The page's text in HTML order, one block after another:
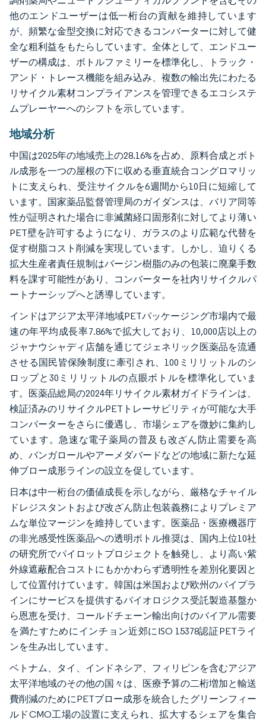
他のエンドユーザーは低一桁台の貢献を維持しています
が、頻繁な金型交換に対応できるコンバーターに対して健
全な粗利益をもたらしています。全体として、エンドユー
ザーの構成は、ボトルファミリーを標準化し、トラック・
アンド・トレース機能を組み込み、複数の輸出先にわたる
リサイクル素材コンプライアンスを管理できるエコシステ
ムプレーヤーへのシフトを示しています。
地域分析
中国は2025年の地域売上の28.16%を占め、原料合成とボト
ル成形を一つの屋根の下に収める垂直統合コングロマリッ
トに支えられ、受注サイクルを6週間から10日に短縮して
います。国家薬品監督管理局のガイダンスは、バリア同等
性が証明された場合に非滅菌経口固形剤に対してより薄い
PET壁を許可するようになり、ガラスのより広範な代替を
促す樹脂コスト削減を実現しています。しかし、迫りくる
拡大生産者責任規制はバージン樹脂のみの包装に廃棄手数
料を課す可能性があり、コンバーターを社内リサイクルパ
ートナーシップへと誘導しています。
インドはアジア太平洋地域PETパッケージング市場内で最
速の年平均成長率7.86%で拡大しており、10,000店以上の
ジャナウシャディ店舗を通じてジェネリック医薬品を流通
させる国民皆保険制度に牽引され、100ミリリットルのシ
ロップと30ミリリットルの点眼ボトルを標準化していま
す。医薬品総局の2024年リサイクル素材ガイドラインは、
検証済みのリサイクルPETトレーサビリティが可能な大手
コンバーターをさらに優遇し、市場シェアを微妙に集約し
ています。急速な電子薬局の普及も改ざん防止需要を高
め、バンガロールやアーメダバードなどの地域に新たな延
伸ブロー成形ラインの設立を促しています。
日本は中一桁台の価値成長を示しながら、厳格なチャイル
ドレジスタントおよび改ざん防止包装義務によりプレミア
ムな単位マージンを維持しています。医薬品・医療機器庁
の非光感受性医薬品への透明ボトル推奨は、国内上位10社
の研究所でパイロットプロジェクトを触発し、より高い紫
外線遮蔽配合コストにもかかわらず透明性を差別化要因と
して位置付けています。韓国は米国および欧州のパイプラ
インにサービスを提供するバイオロジクス受託製造基盤か
ら恩恵を受け、コールドチェーン輸出向けのバイアル需要
を満たすためにインチョン近郊にISO 15378認証PETライ
ンを生み出しています。
ベトナム、タイ、インドネシア、フィリピンを含むアジア
太平洋地域のその他の国々は、医療予算の二桁増加と輸送
費削減のためにPETブロー成形を統合したグリーンフィー
ルドCMO工場の設置に支えられ、拡大するシェアを集合